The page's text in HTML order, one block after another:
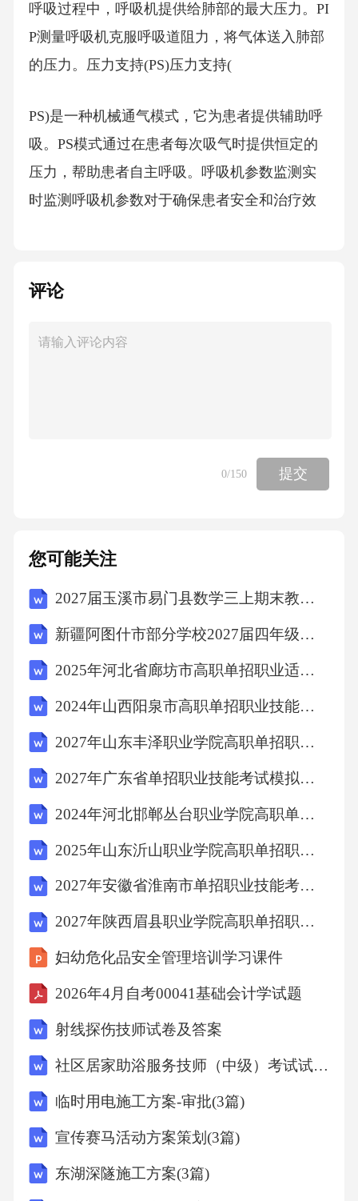
呼吸过程中，呼吸机提供给肺部的最大压力。PI
P测量呼吸机克服呼吸道阻力，将气体送入肺部
的压力。压力支持(PS)压力支持(
PS)是一种机械通气模式，它为患者提供辅助呼
吸。PS模式通过在患者每次吸气时提供恒定的
压力，帮助患者自主呼吸。呼吸机参数监测实
时监测呼吸机参数对于确保患者安全和治疗效
医护人员可以及时发现和调整治疗方案，避免
吸的次数。它反映了患者的呼吸努力程度和肺
响。潮气量(VT)潮气量是指每次呼吸时吸入或
VT的单位为毫升(ml)或升(L),通常用呼吸机或肺
功能测试仪测量。呼气末正压(PEEP)呼气末正
压(
PEEP)
是指呼吸机在呼气结束时，保持在肺内的压
力。它可以
帮助保持肺泡张开，防止肺泡塌陷，提高氧合
效率。峰值压力(PIP)峰值压力(PIP)是指每次呼
吸过程中，呼吸机提供的最高气道压力。
它反映了克服呼吸道阻力和肺弹性阻力所需的
压力。平均气道压(Paw)平均气道压(Paw)是机械
通气过程中一个重要的监测参数，它反映了患
者
置的有效性，以及患者肺顺应性和气道阻力的
变化。氧合指数(PaO2/FiO2)氧合指数是评估患
者氧合状态的重要指标，反映了血液中氧气的
浓度与吸
评论
0/150 提交
您可能关注
2027届玉溪市易门县数学三上期末教学质量检测试题含解析
新疆阿图什市部分学校2027届四年级数学第一学期期末学业水平测试试题含解析
2025年河北省廊坊市高职单招职业适应性测试考试模拟试卷附参考答案详解【预热题】
2024年山西阳泉市高职单招职业技能考试题库带答案详解（精练）
2027年山东丰泽职业学院高职单招职业技能考试模拟试卷（含答案详解）
2027年广东省单招职业技能考试模拟试卷及答案详解【夺冠】
2024年河北邯郸丛台职业学院高职单招职业适应性测试考试题库带答案详解AB卷
2025年山东沂山职业学院高职单招职业适应性测试考试模拟试卷含答案详解【满分必刷】
2027年安徽省淮南市单招职业技能考试模拟试卷含完整答案详解（易错题）
2027年陕西眉县职业学院高职单招职业适应性测试考试题库附参考答案详解【考试直接用】
妇幼危化品安全管理培训学习课件
2026年4月自考00041基础会计学试题
射线探伤技师试卷及答案
社区居家助浴服务技师（中级）考试试卷及答案
临时用电施工方案-审批(3篇)
宣传赛马活动方案策划(3篇)
东湖深隧施工方案(3篇)